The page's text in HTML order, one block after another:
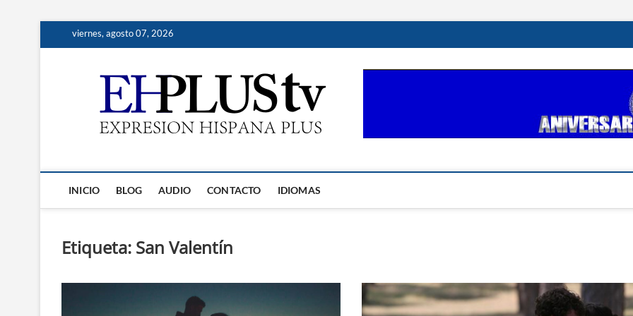
viernes, agosto 07, 2026
INICIO BLOG AUDIO CONTACTO IDIOMAS
Etiqueta: San Valentín